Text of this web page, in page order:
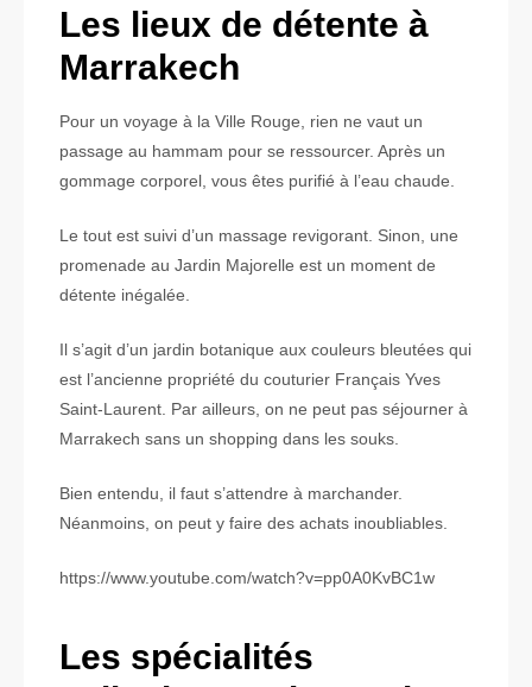
Les lieux de détente à
Marrakech
Pour un voyage à la Ville Rouge, rien ne vaut un
passage au hammam pour se ressourcer. Après un
gommage corporel, vous êtes purifié à l’eau chaude.
Le tout est suivi d’un massage revigorant. Sinon, une
promenade au Jardin Majorelle est un moment de
détente inégalée.
Il s’agit d’un jardin botanique aux couleurs bleutées qui
est l’ancienne propriété du couturier Français Yves
Saint-Laurent. Par ailleurs, on ne peut pas séjourner à
Marrakech sans un shopping dans les souks.
Bien entendu, il faut s’attendre à marchander.
Néanmoins, on peut y faire des achats inoubliables.
https://www.youtube.com/watch?v=pp0A0KvBC1w
Les spécialités